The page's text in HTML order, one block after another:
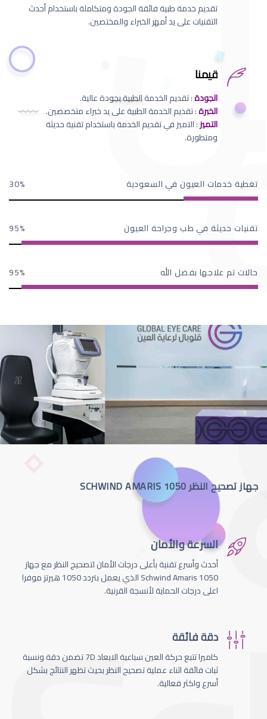
تقديم خدمة طبية فائقة الجودة ومتكاملة باستخدام أحدث
التقنيات على يد أمهر الخبراء والمختصين.
قيمنا
الجودة: تقديم الخدمة الطبية بجودة عالية.
الخبرة: تقديم الخدمة الطبية على يد خبراء متخصصين.
التميز: التميز في تقديم الخدمة باستخدام تقنية حديثة
ومتطورة.
تغطية خدمات العيون في السعودية 30
تقنيات حديثة في طب وجراحة العيون 95
حالات تم علاجها بفضل الله 95
جهاز تصحيح النظر SCHWIND AMARIS 1050
السرعة والأمان
أحدث وأسرع تقنية بأعلى درجات الأمان لتصحيج النظر مع جهاز
Schwind Amaris 1050 الذي يعمل بتردد 1050 هيرتز موفرا
اعلى درجات الحماية لأنسجة القرنية.
دقة فائقة
كاميرا تتبع حركة العين سباعية الابعاد 7D تضمن دقة ونسبة
ثبات فائقة اثناء عملية تصحيح النظر بحيث تظهر النتائج بشكل
أسرع واكثر فعالية.